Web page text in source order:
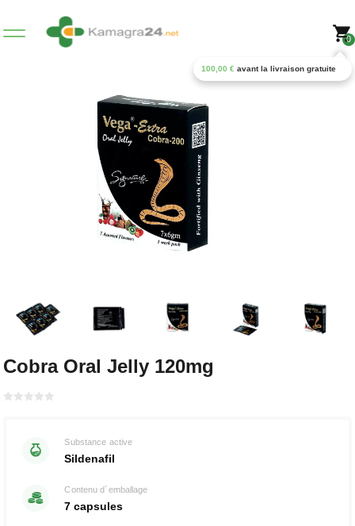
0
100,00 € avant la livraison gratuite
Cobra Oral Jelly 120mg
Substance active
Sildenafil
Contenu d´emballage
7 capsules